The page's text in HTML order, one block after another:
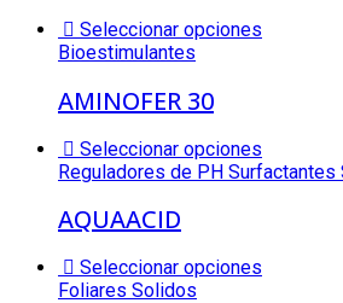
Seleccionar opciones
Bioestimulantes
AMINOFER 30
Seleccionar opciones
Reguladores de PH
AQUAACID
Seleccionar opciones
Foliares Solidos